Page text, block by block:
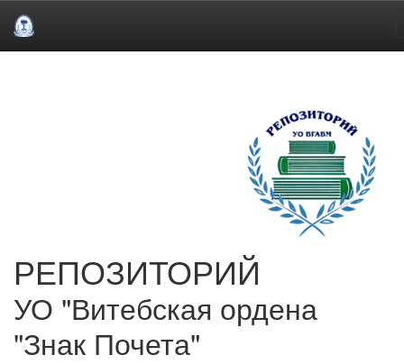
РЕПОЗИТОРИЙ
УО "Витебская ордена
"Знак Почета"